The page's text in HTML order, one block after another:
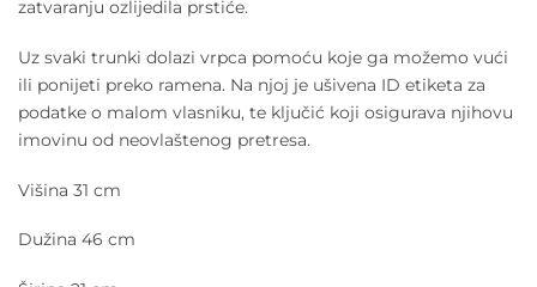
zatvaranju ozlijedila prstiće.
Uz svaki trunki dolazi vrpca pomoću koje ga možemo vući
ili ponijeti preko ramena. Na njoj je ušivena ID etiketa za
podatke o malom vlasniku, te ključić koji osigurava njihovu
imovinu od neovlaštenog pretresa.
Višina 31 cm
Dužina 46 cm